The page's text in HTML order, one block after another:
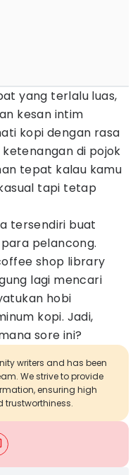
yang terlalu luas,
kesan intim
kopi dengan rasa
di pojok
tepat kalau kamu
tapi tetap
tersendiri buat
pelancong.
shop library
lagi mencari
hobi
kopi. Jadi,
sore ini?
writers and has been
We strive to provide
ensuring high
trustworthiness.